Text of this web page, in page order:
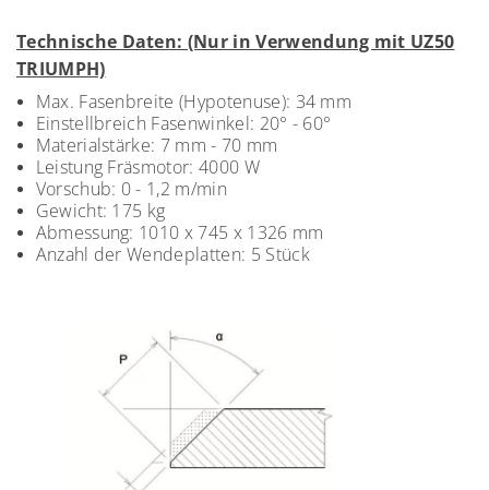
Technische Daten: (Nur in Verwendung mit UZ50
TRIUMPH)
Max. Fasenbreite (Hypotenuse): 34 mm
Einstellbreich Fasenwinkel: 20° - 60°
Materialstärke: 7 mm - 70 mm
Leistung Fräsmotor: 4000 W
Vorschub: 0 - 1,2 m/min
Gewicht: 175 kg
Abmessung: 1010 x 745 x 1326 mm
Anzahl der Wendeplatten: 5 Stück